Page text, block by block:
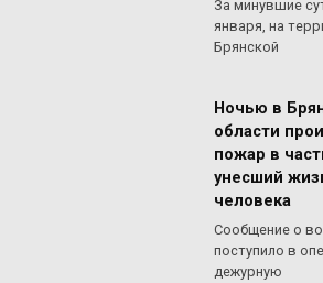
За минувшие
января, на
Брянской
Ночью в
области
пожар в
унесший
человека
Сообщение о
поступило в
дежурную